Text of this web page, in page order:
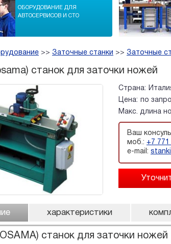
ОБОРУДОВАНИЕ ДЛЯ
АВТОСЕРВИСОВ И СТО
>> Заточные станки >> Заточные
станок для заточки ножей
Страна:
Цена: по
Макс. длина
Ваш
моб.: +7 771
e-mail:
характеристики
станок для заточки ножей